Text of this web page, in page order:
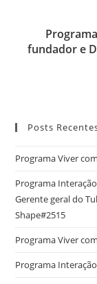
fundador e
Posts
Programa Viver
Programa
Gerente geral do
Shape#2515
Programa Viver
Programa